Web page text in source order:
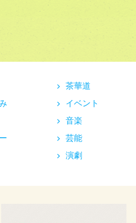
茶華道
イベント
音楽
芸能
演劇